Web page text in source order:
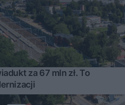
za 67 mln zł. To